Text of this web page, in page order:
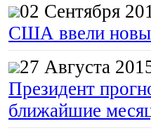
02 Сентября
США ввели
27 Августа
Президент
ближайшие